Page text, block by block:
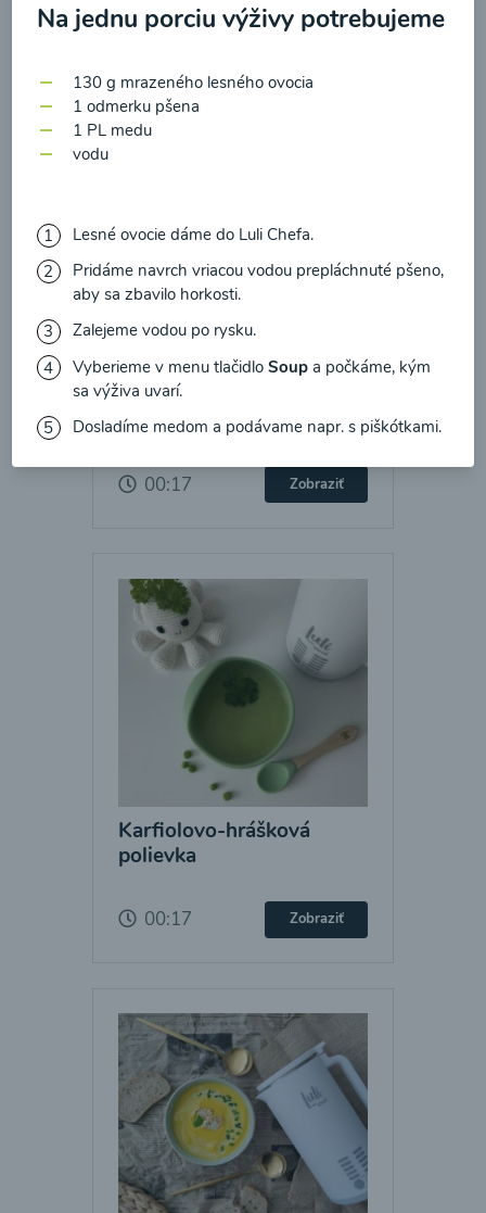
Kalerábovo-cuketová
polievka s hráškom
00:17 Zobraziť
Karfiolovo-hrášková
polievka
00:17 Zobraziť
Na jednu porciu výživy potrebujeme
130 g mrazeného lesného ovocia
1 odmerku pšena
1 PL medu
vodu
Lesné ovocie dáme do Luli Chefa.
Pridáme navrch vriacou vodou prepláchnuté pšeno,
aby sa zbavilo horkosti.
Zalejeme vodou po rysku.
Vyberieme v menu tlačidloSoup a počkáme, kým
sa výživa uvarí.
Dosladíme medom a podávame napr. s piškótkami.
prečítal(a)
informácie o Ochrane osobných
a súhlasím s nimi.